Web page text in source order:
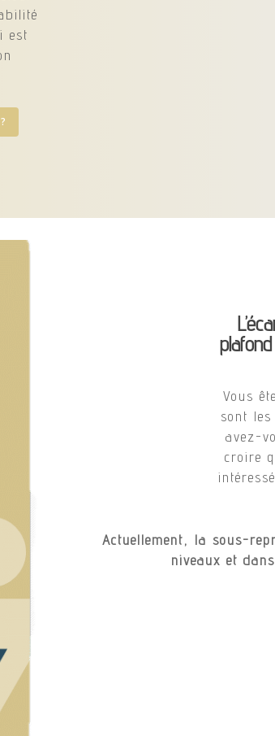
est
Vous
sont
avez-
croire
Actuellement, la sous-
niveaux et